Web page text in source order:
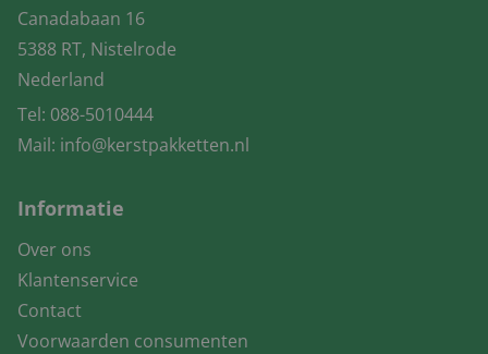
Canadabaan 16
5388 RT, Nistelrode
Nederland
Tel: 088-5010444
Mail: info@kerstpakketten.nl
Informatie
Over ons
Klantenservice
Contact
Voorwaarden consumenten